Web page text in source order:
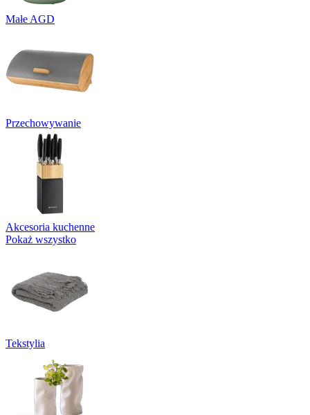
Małe AGD
Przechowywanie
Akcesoria kuchenne
Pokaż wszystko
Tekstylia